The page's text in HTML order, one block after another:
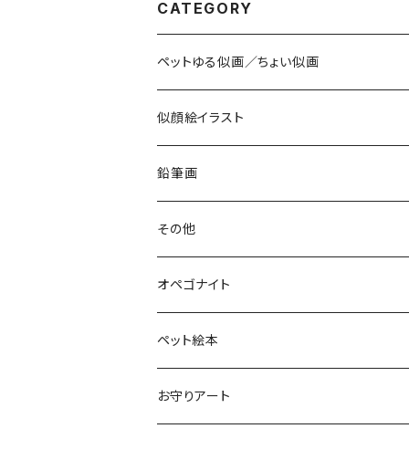
CATEGORY
ペットゆる似画／ちょい似画
似顔絵イラスト
鉛筆画
色鉛筆画
その他
お空のopeわんこ
太陽礼拝
オペゴナイト
ペット絵本
お守りアート